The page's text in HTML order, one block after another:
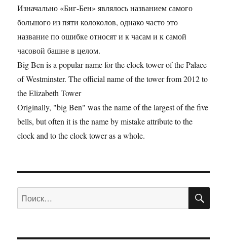
Изначально «Биг-Бен» являлось названием самого
большого из пяти колоколов, однако часто это
название по ошибке относят и к часам и к самой
часовой башне в целом.
Big Ben is a popular name for the clock tower of the Palace
of Westminster. The official name of the tower from 2012 to
the Elizabeth Tower
Originally, "big Ben" was the name of the largest of the five
bells, but often it is the name by mistake attribute to the
clock and to the clock tower as a whole.
Искать: